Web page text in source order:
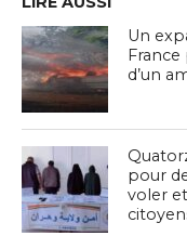
Un
d’un
pour
voler